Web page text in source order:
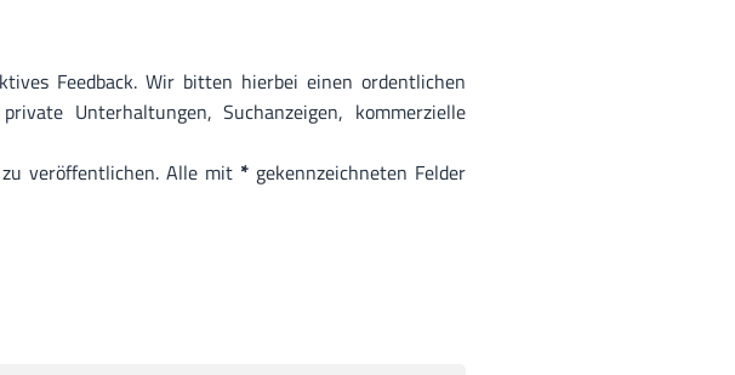
Feedback. Wir bitten hierbei einen ordentlichen
Unterhaltungen, Suchanzeigen, kommerzielle
veröffentlichen. Alle mit * gekennzeichneten Felder